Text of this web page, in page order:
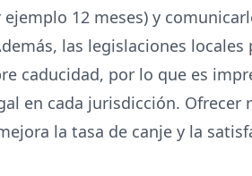
ejemplo 12 meses) y
las legislaciones
caducidad, por lo que es
en cada jurisdicción.
la tasa de canje y la